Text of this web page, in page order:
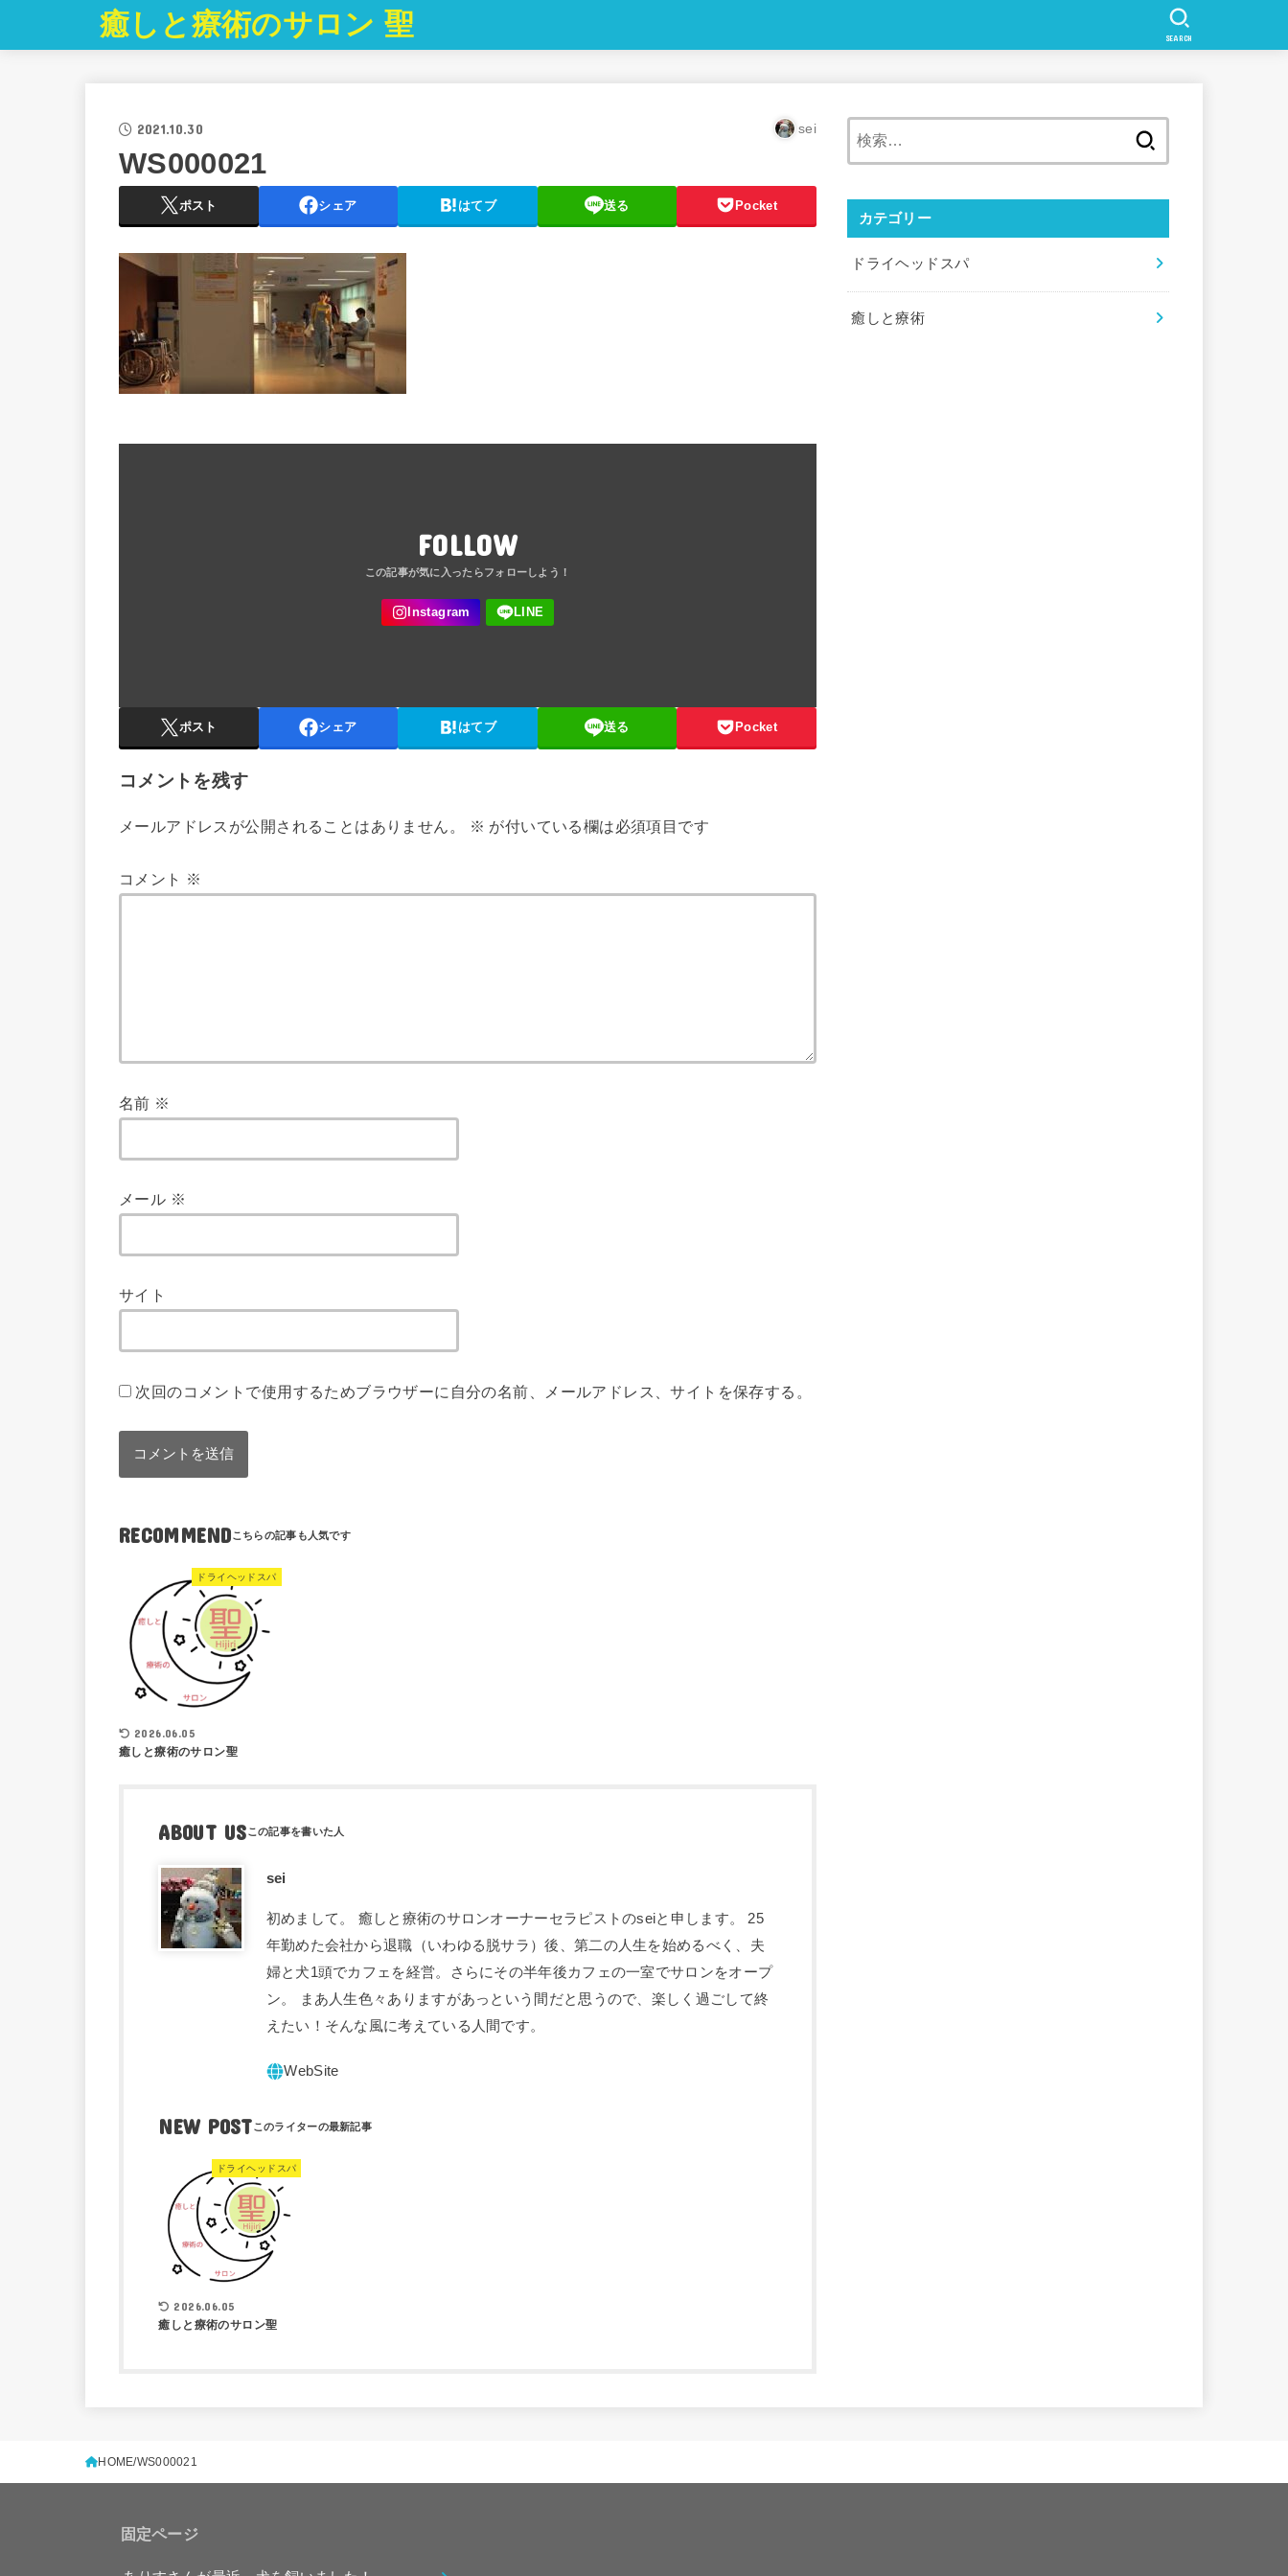
癒しと療術のサロン 聖 SEARCH
2021.10.30 sei
WS000021
ポスト シェア はてブ 送る Pocket
FOLLOW
ポスト シェア はてブ 送る Pocket
コメントを残す
メールアドレスが公開されることはありません。 ※ が付いている欄は必須項目です
コメント ※
名前 ※
メール ※
サイト
次回のコメントで使用するためブラウザーに自分の名前、メールアドレス、サイトを保存する。
RECOMMEND
ドライヘッドスパ
2026.06.05
癒しと療術のサロン聖
ABOUT US
sei
初めまして。 癒しと療術のサロンオーナーセラピストのseiと申します。 25
年勤めた会社から退職（いわゆる脱サラ）後、第二の人生を始めるべく、夫
婦と犬1頭でカフェを経営。さらにその半年後カフェの一室でサロンをオープ
ン。 まあ人生色々ありますがあっという間だと思うので、楽しく過ごして終
えたい！そんな風に考えている人間です。
NEW POST
ドライヘッドスパ
2026.06.05
癒しと療術のサロン聖
カテゴリー
ドライヘッドスパ
癒しと療術
HOME WS000021
固定ページ